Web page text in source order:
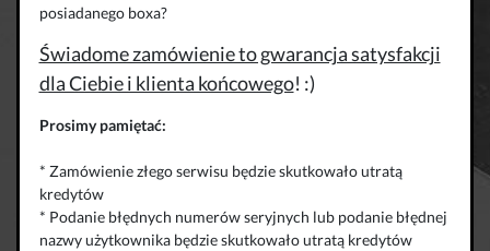
posiadanego boxa?
Świadome zamówienie to gwarancja satysfakcji
dla Ciebie i klienta końcowego! :)
Prosimy pamiętać:
* Zamówienie złego serwisu będzie skutkowało utratą
kredytów
* Podanie błędnych numerów seryjnych lub podanie błędnej
nazwy użytkownika będzie skutkowało utratą kredytów